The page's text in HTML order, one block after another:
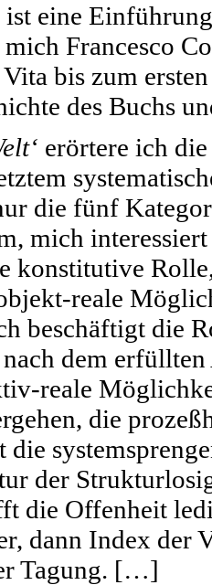
ist eine
Francesco
bis zum
des Buchs
erörtere ich
die fünf
mich
konstitutive
reale
beschäftigt die
nach dem
reale
die
die
der
die Offenheit
dann Index der
Tagung. […]